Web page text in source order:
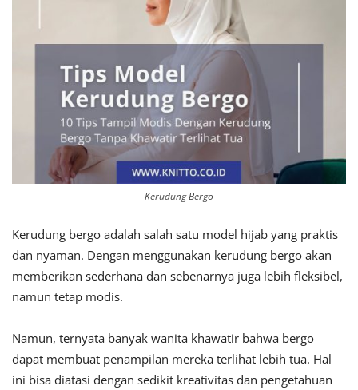
Kerudung Bergo
Kerudung bergo adalah salah satu model hijab yang praktis
dan nyaman. Dengan menggunakan kerudung bergo akan
memberikan sederhana dan sebenarnya juga lebih fleksibel,
namun tetap modis.
Namun, ternyata banyak wanita khawatir bahwa bergo
dapat membuat penampilan mereka terlihat lebih tua. Hal
ini bisa diatasi dengan sedikit kreativitas dan pengetahuan